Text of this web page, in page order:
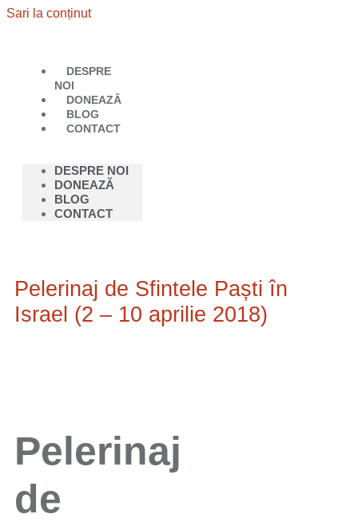
Sari la conținut
DESPRE
NOI
DONEAZĂ
BLOG
CONTACT
DESPRE NOI
DONEAZĂ
BLOG
CONTACT
Pelerinaj de Sfintele Paști în
Israel (2 – 10 aprilie 2018)
Pelerinaj
de